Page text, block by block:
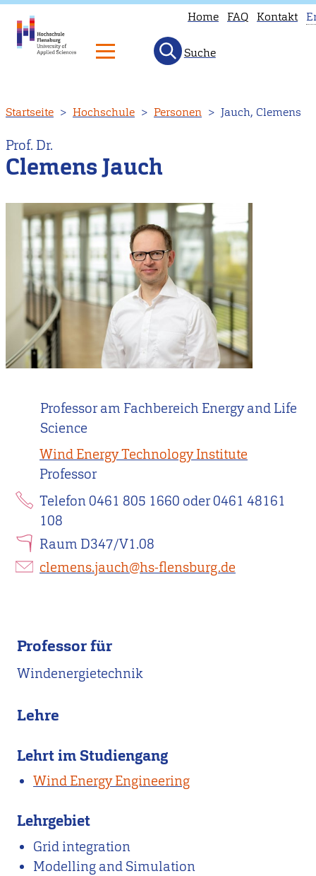
zum
Inhalt
Home FAQ Kontakt
Suche
Startseite Hochschule Personen Jauch, Clemens
Prof. Dr.
Clemens Jauch
Professor am Fachbereich Energy and Life
Science
Wind Energy Technology Institute
Professor
Telefon 0461 805 1660 oder 0461 48161
108
Raum D347/V1.08
clemens.jauch@hs-flensburg.de
Professor für
Windenergietechnik
Lehre
Lehrt im Studiengang
Wind Energy Engineering
Lehrgebiet
Grid integration
Modelling and Simulation